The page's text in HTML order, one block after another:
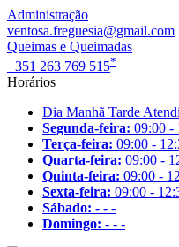
Administração
ventosa.freguesia@gmail.com
Queimas e Queimadas
+351 263 769 515*
Horários
Dia Manhã Tarde
Segunda-feira: 09:00 -
Terça-feira: 09:00 -
Quarta-feira: 09:00 -
Quinta-feira: 09:00 -
Sexta-feira: 09:00 -
Sábado: - - -
Domingo: - - -